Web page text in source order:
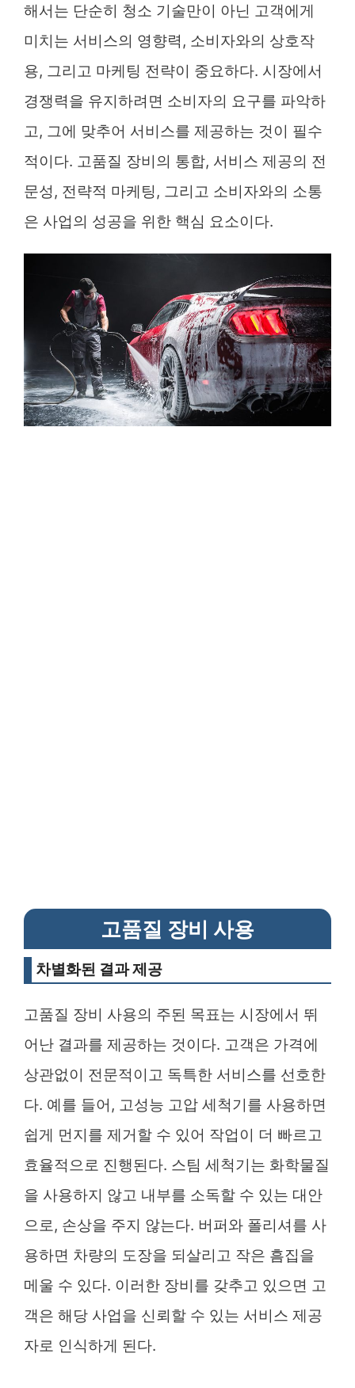
해서는 단순히 청소 기술만이 아닌 고객에게
미치는 서비스의 영향력, 소비자와의 상호작
용, 그리고 마케팅 전략이 중요하다. 시장에서
경쟁력을 유지하려면 소비자의 요구를 파악하
고, 그에 맞추어 서비스를 제공하는 것이 필수
적이다. 고품질 장비의 통합, 서비스 제공의 전
문성, 전략적 마케팅, 그리고 소비자와의 소통
은 사업의 성공을 위한 핵심 요소이다.
고품질 장비 사용
차별화된 결과 제공
고품질 장비 사용의 주된 목표는 시장에서 뛰
어난 결과를 제공하는 것이다. 고객은 가격에
상관없이 전문적이고 독특한 서비스를 선호한
다. 예를 들어, 고성능 고압 세척기를 사용하면
쉽게 먼지를 제거할 수 있어 작업이 더 빠르고
효율적으로 진행된다. 스팀 세척기는 화학물질
을 사용하지 않고 내부를 소독할 수 있는 대안
으로, 손상을 주지 않는다. 버퍼와 폴리셔를 사
용하면 차량의 도장을 되살리고 작은 흠집을
메울 수 있다. 이러한 장비를 갖추고 있으면 고
객은 해당 사업을 신뢰할 수 있는 서비스 제공
자로 인식하게 된다.